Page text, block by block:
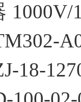
1000V/
18-